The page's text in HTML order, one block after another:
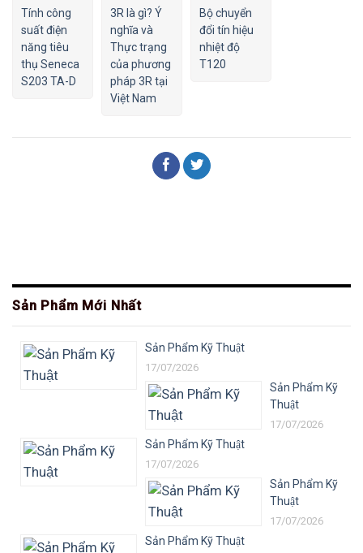
Tính công
suất điện
năng tiêu
thụ Seneca
S203 TA-D
3R là gì? Ý
nghĩa và
Thực trạng
của phương
pháp 3R tại
Việt Nam
Bộ chuyển
đổi tín hiệu
nhiệt độ
T120
Sản Phẩm Mới Nhất
Sản Phẩm Kỹ Thuật
17/07/2026
Sản Phẩm Kỹ
Thuật
17/07/2026
Sản Phẩm Kỹ Thuật
17/07/2026
Sản Phẩm Kỹ
Thuật
17/07/2026
Sản Phẩm Kỹ Thuật